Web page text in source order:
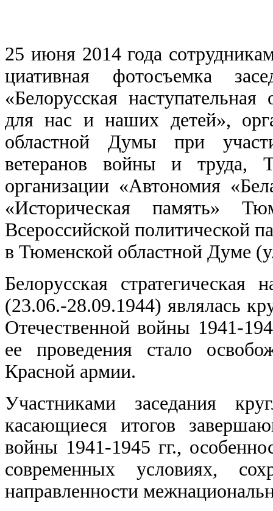
25 июня 2014 года
циативная фотосъемка
«Белорусская
для нас и наших детей»,
областной Думы при
ветеранов войны и труда,
организации «Автономия
«Историческая память»
Всероссийской политической
в Тюменской областной Думе
Белорусская стратегическая
(23.06.-28.09.1944) являлась
Отечественной войны 1941-
ее проведения стало
Красной армии.
Участниками заседания
касающиеся итогов
войны 1941-1945 гг.,
современных условиях,
направленности